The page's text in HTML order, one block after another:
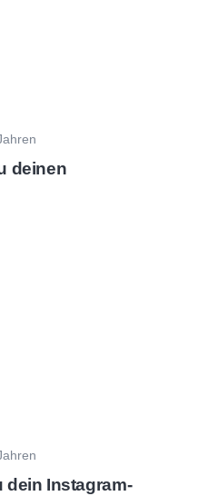
deinen
dein Instagram-